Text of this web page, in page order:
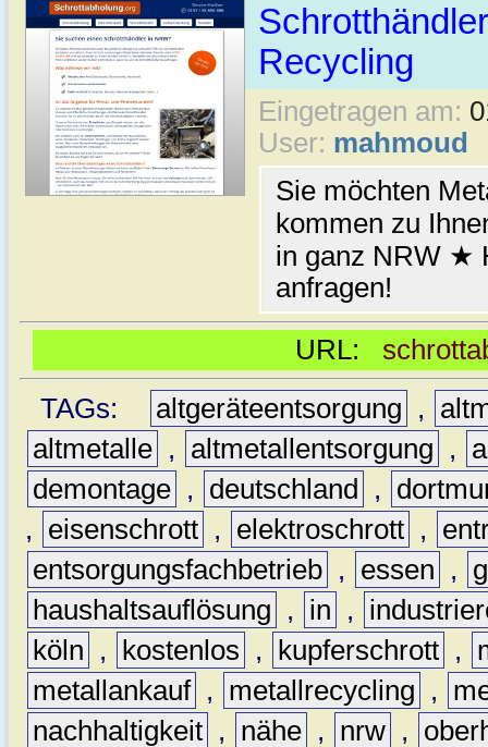
Recycling
Eingetragen am:
User: mahmoud
Sie möchten
kommen zu
in ganz NRW ★
anfragen!
URL:
TAGs:
altgeräteentsorgung ,
altmetalle , altmetallentsorgung ,
demontage , deutschland ,
,
eisenschrott , elektroschrott ,
entsorgungsfachbetrieb , essen ,
haushaltsauflösung
, in ,
köln
, kostenlos , kupferschrott ,
metallankauf , metallrecycling ,
nachhaltigkeit , nähe , nrw ,